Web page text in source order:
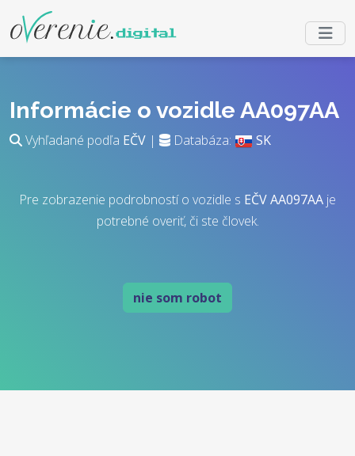
Informácie o vozidle AA097AA
Vyhľadané podľa EČV | Databáza: SK
Pre zobrazenie podrobností o vozidle s EČVAA097AA je
potrebné overiť, či ste človek.
nie som robot